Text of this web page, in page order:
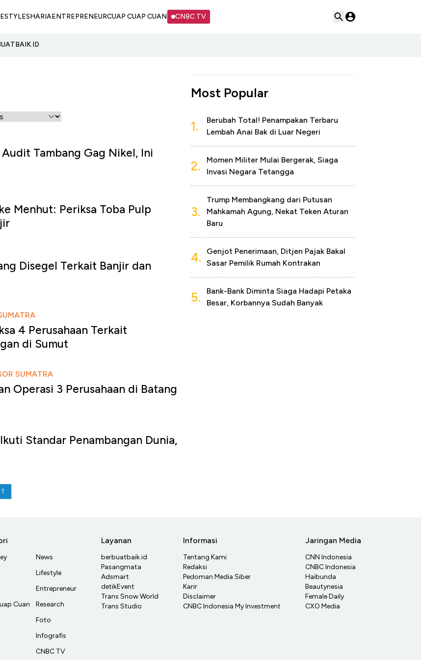
SHARIAENTREPRENEURCUAP CUAP CUAN CNBC TV
Tambang Gag Nikel, Ini
Menhut: Periksa Toba Pulp
Disegel Terkait Banjir dan
4 Perusahaan Terkait
di Sumut
SUMATRA
Operasi 3 Perusahaan di Batang
Standar Penambangan Dunia,
1
Most Popular
1.
Berubah Total! Penampakan Terbaru
Lembah Anai Bak di Luar Negeri
2.
Momen Militer Mulai Bergerak, Siaga
Invasi Negara Tetangga
3.
Trump Membangkang dari Putusan
Mahkamah Agung, Nekat Teken Aturan
Baru
4.
Genjot Penerimaan, Ditjen Pajak Bakal
Sasar Pemilik Rumah Kontrakan
5.
Bank-Bank Diminta Siaga Hadapi Petaka
Besar, Korbannya Sudah Banyak
Cuan
News
Lifestyle
Entrepreneur
Research
Foto
Infografis
CNBC TV
Layanan
berbuatbaik.id
Pasangmata
Adsmart
detikEvent
Trans Snow World
Trans Studio
Informasi
Tentang Kami
Redaksi
Pedoman Media Siber
Karir
Disclaimer
CNBC Indonesia My Investment
Jaringan Media
CNN Indonesia
CNBC Indonesia
Haibunda
Beautynesia
Female Daily
CXO Media